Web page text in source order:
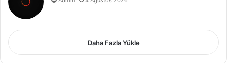
Daha Fazla Yükle